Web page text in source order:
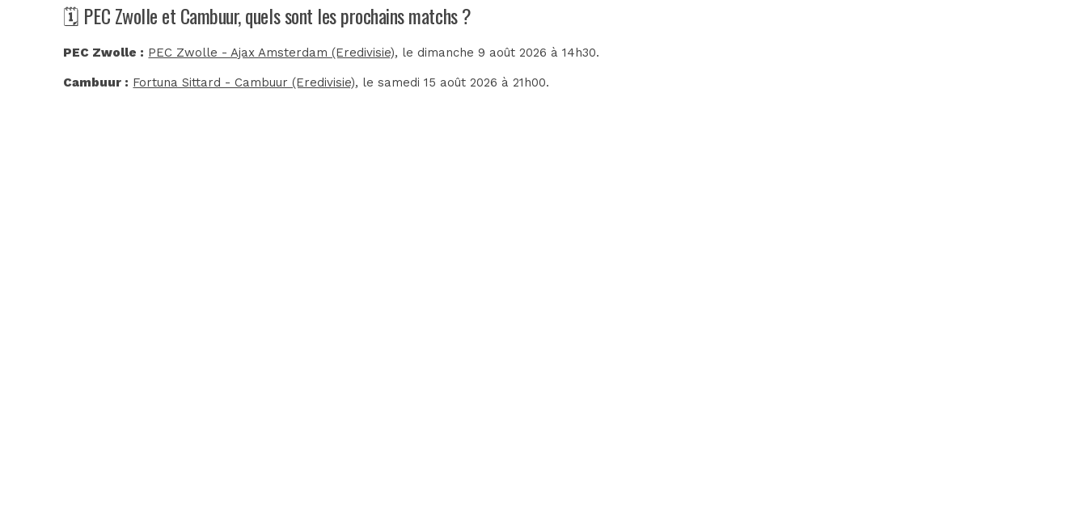
🗓️ PEC Zwolle et Cambuur, quels sont les prochains matchs ?
PEC Zwolle : PEC Zwolle - Ajax Amsterdam (Eredivisie), le dimanche 9 août 2026 à 14h30.
Cambuur : Fortuna Sittard - Cambuur (Eredivisie), le samedi 15 août 2026 à 21h00.